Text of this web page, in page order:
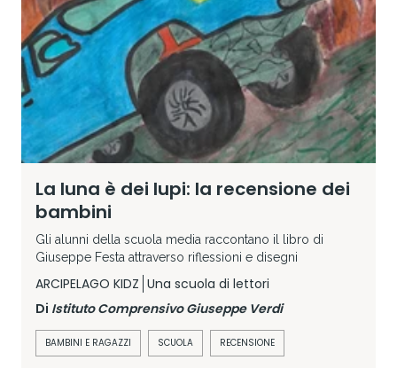
La luna è dei lupi: la recensione dei
bambini
Gli alunni della scuola media raccontano il libro di
Giuseppe Festa attraverso riflessioni e disegni
ARCIPELAGO KIDZ Una scuola di lettori
Di Istituto Comprensivo Giuseppe Verdi
BAMBINI E RAGAZZI SCUOLA RECENSIONE